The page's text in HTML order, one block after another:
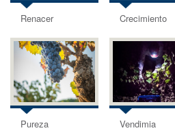
Renacer Crecimiento
Pureza Vendimia